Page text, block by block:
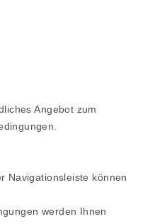
Angebot zum
Navigationsleiste können
werden Ihnen